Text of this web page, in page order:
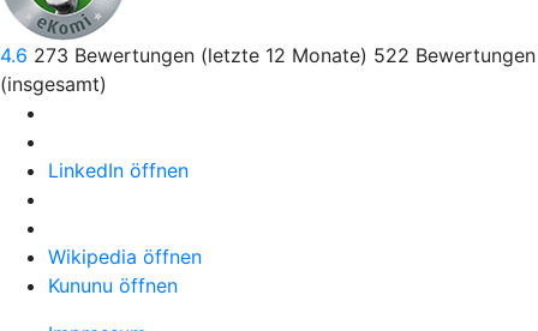
4.6 273 Bewertungen (letzte 12 Monate) 522 Bewertungen
(insgesamt)
LinkedIn öffnen
Wikipedia öffnen
Kununu öffnen